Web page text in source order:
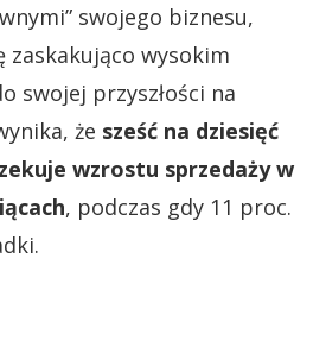
swojego biznesu,
zaskakująco wysokim
swojej przyszłości na
że sześć na dziesięć
wzrostu sprzedaży w
, podczas gdy 11 proc.